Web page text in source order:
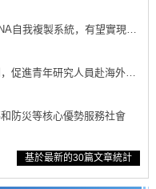
促進青年研究人員赴海外開
防災等核心優勢服務社會
固定酵素，成功提高光合作
生存的必需基因，首次揭示
基於最新的30篇文章統計